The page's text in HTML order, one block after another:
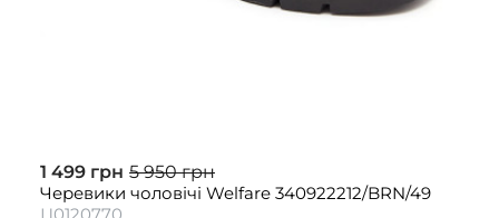
1 499 грн 5 950 грн
Черевики чоловічі Welfare 340922212/BRN/49